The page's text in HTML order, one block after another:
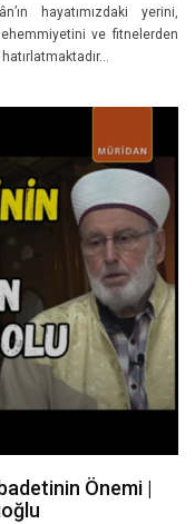
hayatımızdaki yerini,
ve fitnelerden
Önemi |